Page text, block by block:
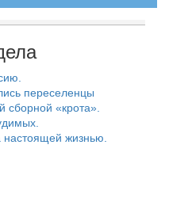
переселенцы
сборной «крота».
настоящей жизнью.